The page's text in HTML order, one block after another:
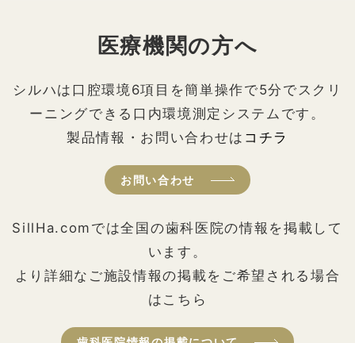
医療機関の方へ
シルハは口腔環境6項目を簡単操作で5分でスクリ
ーニングできる口内環境測定システムです。
製品情報・お問い合わせは コチラ
お問い合わせ
SillHa.comでは全国の歯科医院の情報を掲載して
います。
より詳細なご施設情報の掲載をご希望される場合
はこちら